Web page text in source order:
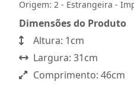
Origem: 2 - Estrangeira -
Dimensões do Produto
Altura: 1cm
Largura: 31cm
Comprimento: 46cm